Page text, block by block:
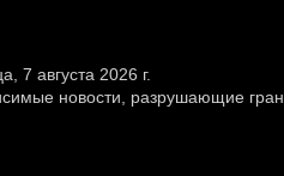
7 августа 2026 г.
новости, разрушающие